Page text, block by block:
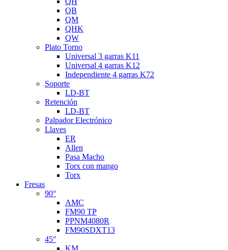
QB
QM
QHK
QW
Plato Torno
Universal 3 garras K11
Universal 4 garras K12
Independiente 4 garras K72
Soporte
LD-BT
Retención
LD-BT
Palpador Electrónico
Llaves
ER
Allen
Pasa Macho
Torx con mango
Torx
Fresas
90°
AMC
FM90 TP
PPNM4080R
FM90SDXT13
45°
KM